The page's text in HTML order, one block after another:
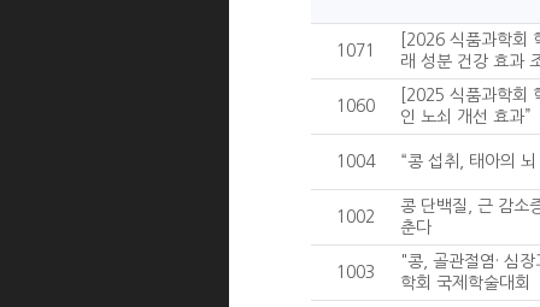
1071
[2026 식품과학회
래 성분 건강 효과
1060
[2025 식품과학회
인 노쇠 개선 효과”
1004 “콩 섭취, 태아의 뇌
1002
콩 단백질, 근 감소
춘다
1003
"콩, 골관절염· 심
학회 국제학술대회